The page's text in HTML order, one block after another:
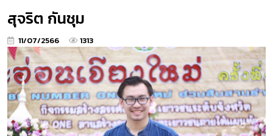
สุจริต กันชุม
11/07/2566 1313